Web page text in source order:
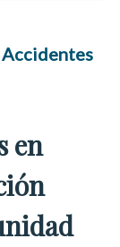
Accidentes
en